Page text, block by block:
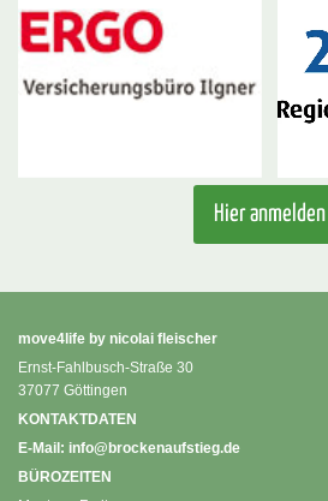
Hier anmelden
move4life by nicolai fleischer
Ernst-Fahlbusch-Straße 30
37077 Göttingen
KONTAKTDATEN
E-Mail: info@brockenaufstieg.de
BÜROZEITEN